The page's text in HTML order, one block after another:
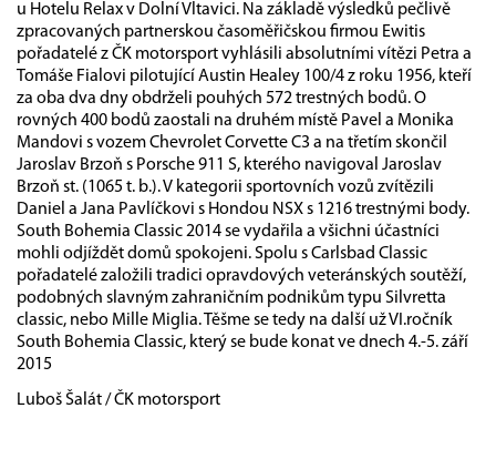
u Hotelu Relax v Dolní Vltavici. Na základě výsledků pečlivě
zpracovaných partnerskou časoměřičskou firmou Ewitis
pořadatelé z ČK motorsport vyhlásili absolutními vítězi Petra a
Tomáše Fialovi pilotující Austin Healey 100/4 z roku 1956, kteří
za oba dva dny obdrželi pouhých 572 trestných bodů. O
rovných 400 bodů zaostali na druhém místě Pavel a Monika
Mandovi s vozem Chevrolet Corvette C3 a na třetím skončil
Jaroslav Brzoň s Porsche 911 S, kterého navigoval Jaroslav
Brzoň st. (1065 t. b.). V kategorii sportovních vozů zvítězili
Daniel a Jana Pavlíčkovi s Hondou NSX s 1216 trestnými body.
South Bohemia Classic 2014 se vydařila a všichni účastníci
mohli odjíždět domů spokojeni. Spolu s Carlsbad Classic
pořadatelé založili tradici opravdových veteránských soutěží,
podobných slavným zahraničním podnikům typu Silvretta
classic, nebo Mille Miglia. Těšme se tedy na další už VI.ročník
South Bohemia Classic, který se bude konat ve dnech 4.-5. září
2015
Luboš Šalát / ČK motorsport